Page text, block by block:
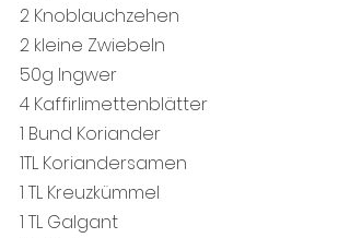
2 Knoblauchzehen
2 kleine Zwiebeln
50g Ingwer
4 Kaffirlimettenblätter
1 Bund Koriander
1TL Koriandersamen
1 TL Kreuzkümmel
1 TL Galgant